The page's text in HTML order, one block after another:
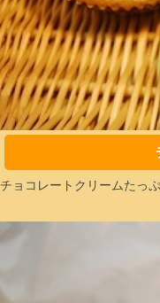
チョコレートクリームたっぷ